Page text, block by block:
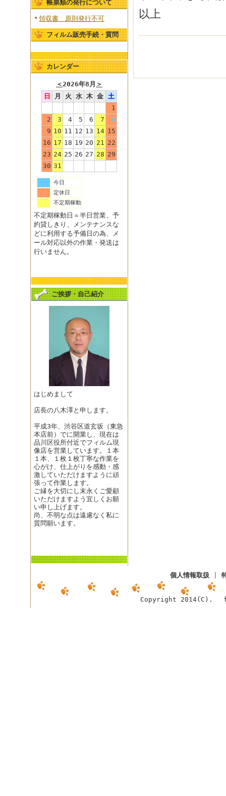
帳票類の発行について
領収書 原則発行不可
フィルム販売手続・質問
カレンダー
＜2026年8月 ＞
日
月 火 水 木 金 土
1
2
3 4 5 6 7
8
9 10 11 12 13 14 15
16 17 18 19 20 21 22
23 24 25 26 27 28 29
30 31
今日
定休日
不定期稼動
不定期稼動日＝半日営業、予
約貸しきり、メンテナンスな
どに利用する予備日の為、メ
ール対応以外の作業・発送は
行いません。
ご挨拶・自己紹介
はじめまして
店長の八木澤と申します。
平成3年、渋谷区道玄坂（東急
本店前）でに開業し、現在は
品川区役所付近でフィルム現
像店を営業しています。１本
１本、１枚１枚丁寧な作業を
心がけ、仕上がりを感動・感
激していただけますように頑
張って作業します。
ご縁を大切にし末永くご愛顧
いただけますよう宜しくお願
い申し上げます。
尚、不明な点は遠慮なく私に
質問願います。
以上
個人情報取扱
Copyright 2014(C).